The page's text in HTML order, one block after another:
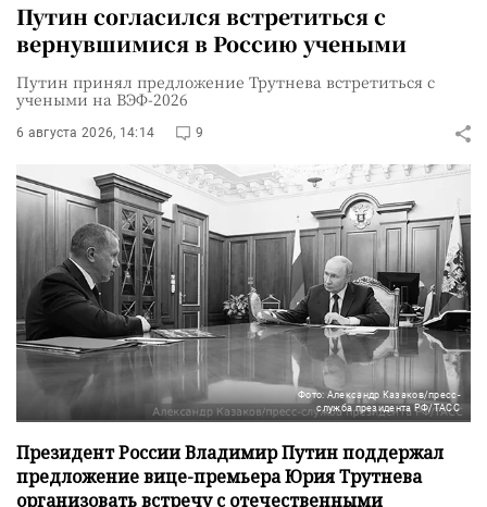
Путин согласился встретиться с
вернувшимися в Россию учеными
Путин принял предложение Трутнева встретиться с
учеными на ВЭФ-2026
6 августа 2026, 14:14 9
Фото: Александр Казаков/пресс-
служба президента РФ/ТАСС
Президент России Владимир Путин поддержал
предложение вице-премьера Юрия Трутнева
организовать встречу с отечественными